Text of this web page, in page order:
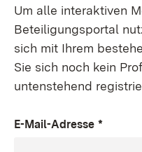
Um alle interaktiven
Beteiligungsportal
sich mit Ihrem
Sie sich noch kein
untenstehend
E-Mail-Adresse *